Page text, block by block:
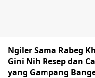
Ngiler Sama Rabeg
Gini Nih Resep dan
yang Gampang